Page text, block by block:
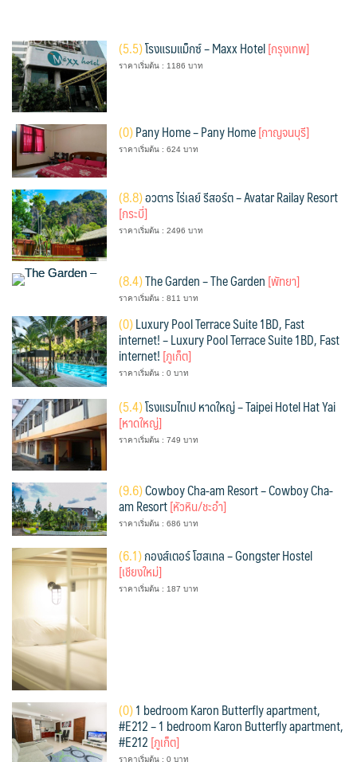
(5.5)โรงแรมแม็กซ์ – Maxx Hotel[กรุงเทพ]
ราคาเริ่มต้น : 1186 บาท
(0)Pany Home – Pany Home[กาญจนบุรี]
ราคาเริ่มต้น : 624 บาท
(8.8)อวตาร ไร่เลย์ รีสอร์ต – Avatar Railay Resort
[กระบี่]
ราคาเริ่มต้น : 2496 บาท
(8.4)The Garden – The Garden[พัทยา]
ราคาเริ่มต้น : 811 บาท
(0)Luxury Pool Terrace Suite 1BD, Fast
internet! – Luxury Pool Terrace Suite 1BD, Fast
internet![ภูเก็ต]
ราคาเริ่มต้น : 0 บาท
(5.4)โรงแรมไทเป หาดใหญ่ – Taipei Hotel Hat Yai
[หาดใหญ่]
ราคาเริ่มต้น : 749 บาท
(9.6)Cowboy Cha-am Resort – Cowboy Cha-
am Resort[หัวหิน/ชะอำ]
ราคาเริ่มต้น : 686 บาท
(6.1)กองส์เตอร์ โฮสเทล – Gongster Hostel
[เชียงใหม่]
ราคาเริ่มต้น : 187 บาท
(0)1 bedroom Karon Butterfly apartment,
#E212 – 1 bedroom Karon Butterfly apartment,
#E212[ภูเก็ต]
ราคาเริ่มต้น : 0 บาท